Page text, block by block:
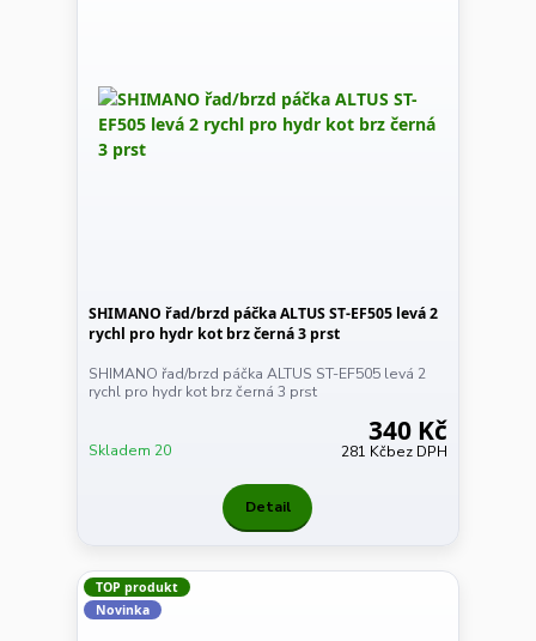
SHIMANO řad/brzd páčka ALTUS ST-EF505 levá 2
rychl pro hydr kot brz černá 3 prst
SHIMANO řad/brzd páčka ALTUS ST-EF505 levá 2
rychl pro hydr kot brz černá 3 prst
340 Kč
281 Kčbez DPH
Skladem 20
Detail
TOP produkt
Novinka